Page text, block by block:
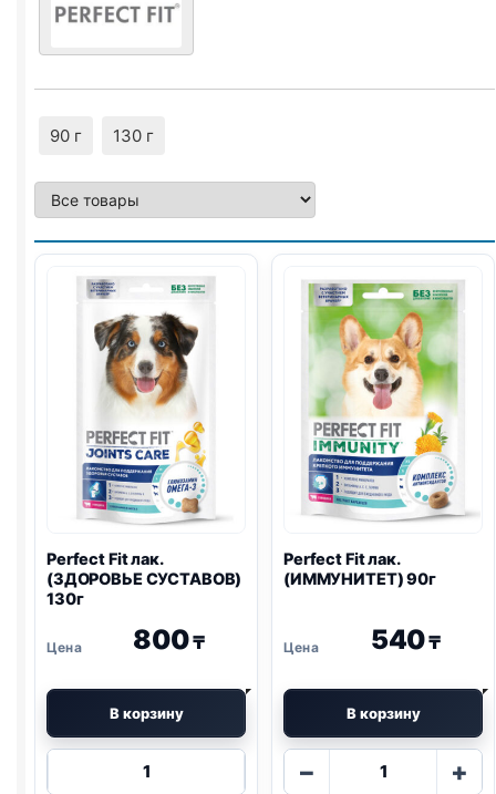
90 г 130 г
Perfect Fit лак.
(ЗДОРОВЬЕ СУСТАВОВ)
130г
800₸
В корзину
Количество
Perfect Fit лак.
(ИММУНИТЕТ) 90г
540₸
В корзину
−
Количество
+